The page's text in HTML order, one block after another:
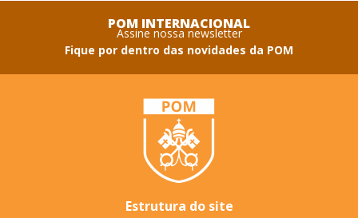
POM INTERNACIONAL
Assine nossa newsletter
Fique por dentro das novidades da POM
Estrutura do site